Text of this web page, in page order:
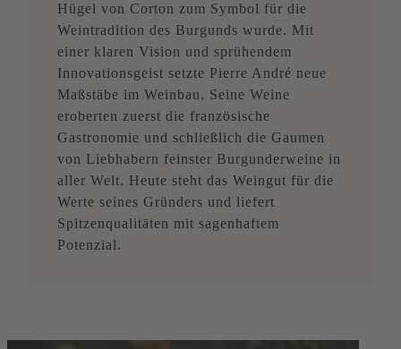
Hügel von Corton zum Symbol für die
Weintradition des Burgunds wurde. Mit
einer klaren Vision und sprühendem
Innovationsgeist setzte Pierre André neue
Maßstäbe im Weinbau. Seine Weine
eroberten zuerst die französische
Gastronomie und schließlich die Gaumen
von Liebhabern feinster Burgunderweine in
aller Welt. Heute steht das Weingut für die
Werte seines Gründers und liefert
Spitzenqualitäten mit sagenhaftem
Potenzial.